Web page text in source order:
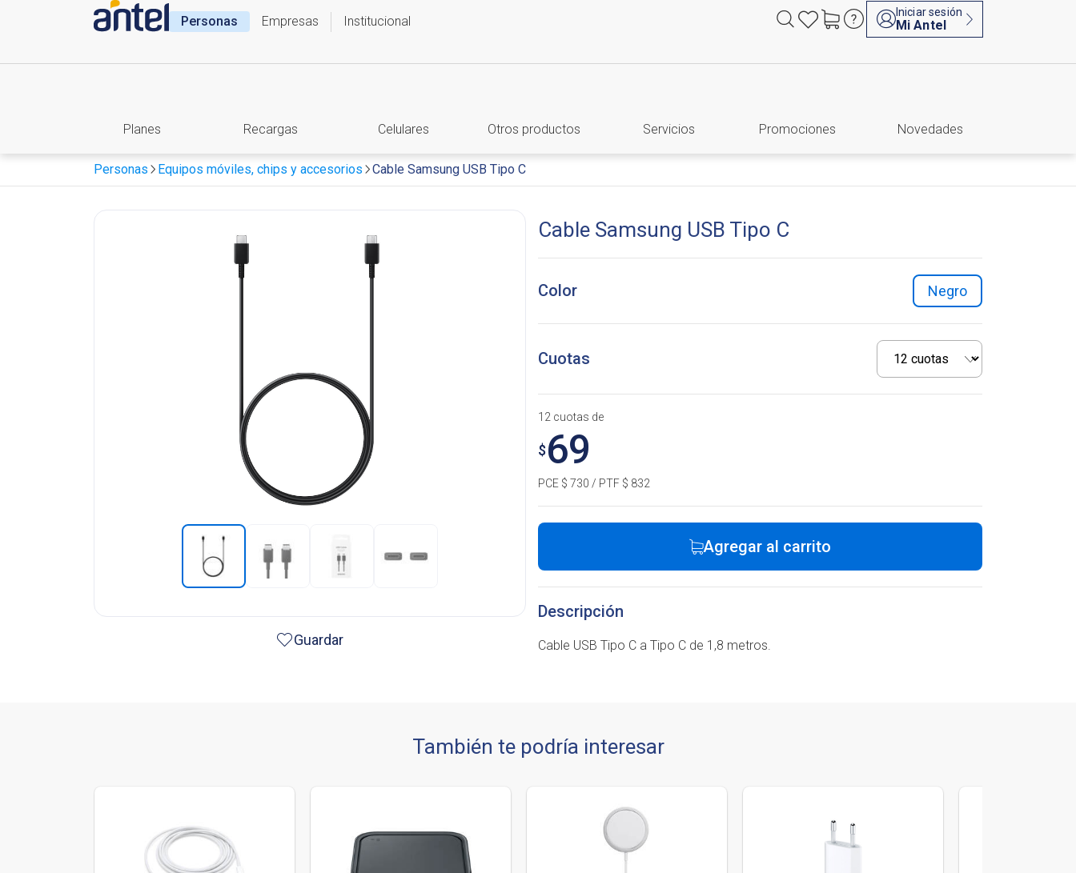
Personas Empresas Institucional
Iniciar sesión
Mi Antel
Planes Recargas Celulares Otros productos Servicios Promociones Novedades
Personas Equipos móviles, chips y accesorios Cable Samsung USB Tipo C
Guardar
Cable Samsung USB Tipo C
Color negro
Cuotas
12 cuotas de
$69
PCE $ 730 / PTF $ 832
Agregar al carrito
Descripción
Cable USB Tipo C a Tipo C de 1,8 metros.
También te podría interesar